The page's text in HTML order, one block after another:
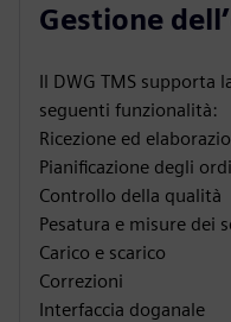
Gestione
Il DWG TMS supporta
seguenti funzionalità:
Ricezione ed
Pianificazione degli
Controllo della qualità
Pesatura e misure dei
Carico e scarico
Correzioni
Interfaccia doganale